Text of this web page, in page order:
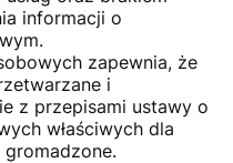
informacji o
zapewnia, że
i
z przepisami ustawy o
właściwych dla